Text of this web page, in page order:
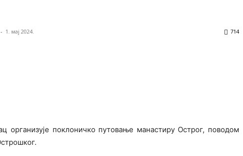
- 1. мај 2024. 714
организује поклоничко путовање манастиру Острог, поводом